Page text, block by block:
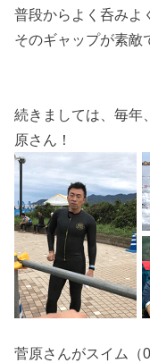
普段からよく呑みよ
そのギャップが素敵
続きましては、毎年
原さん！
菅原さんがスイム（